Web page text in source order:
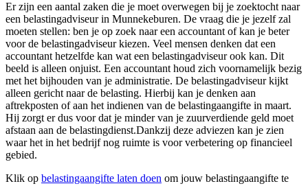
Er zijn een aantal zaken die je moet overwegen bij je zoektocht naar
een belastingadviseur in Munnekeburen. De vraag die je jezelf zal
moeten stellen: ben je op zoek naar een accountant of kan je beter
voor de belastingadviseur kiezen. Veel mensen denken dat een
accountant hetzelfde kan wat een belastingadviseur ook kan. Dit
beeld is alleen onjuist. Een accountant houd zich voornamelijk bezig
met het bijhouden van je administratie. De belastingadviseur kijkt
alleen gericht naar de belasting. Hierbij kan je denken aan
aftrekposten of aan het indienen van de belastingaangifte in maart.
Hij zorgt er dus voor dat je minder van je zuurverdiende geld moet
afstaan aan de belastingdienst.Dankzij deze adviezen kan je zien
waar het in het bedrijf nog ruimte is voor verbetering op financieel
gebied.
Klik op belastingaangifte laten doen om jouw belastingaangifte te